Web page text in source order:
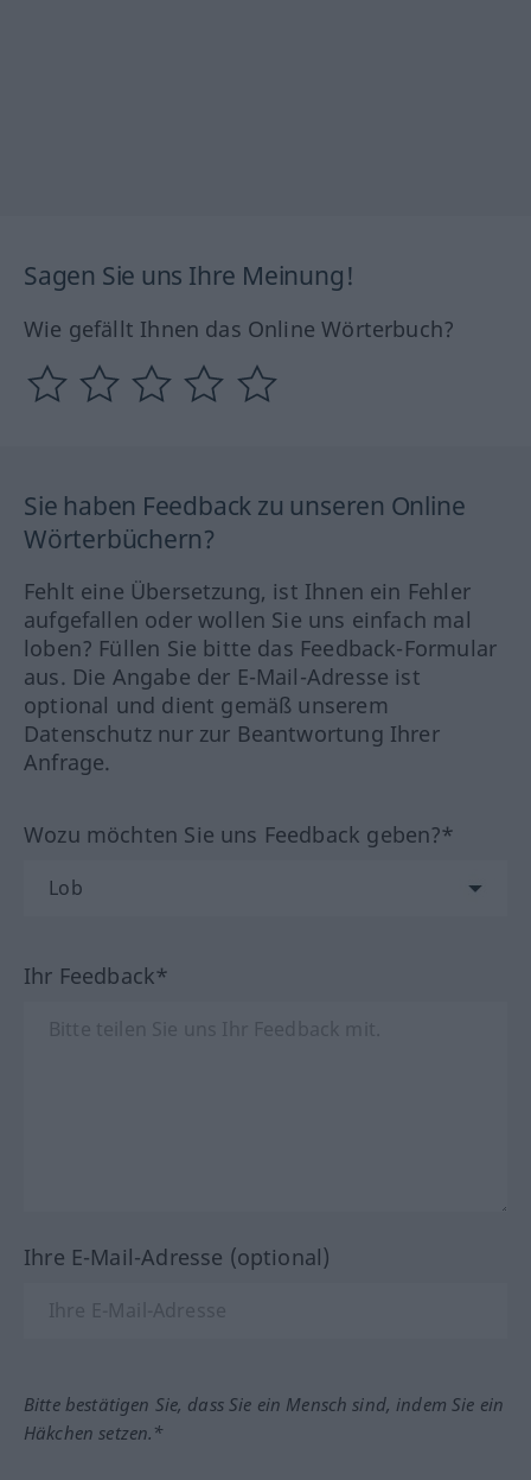
Sagen Sie uns Ihre Meinung!
Wie gefällt Ihnen das Online Wörterbuch?
Sie haben Feedback zu unseren Online
Wörterbüchern?
Fehlt eine Übersetzung, ist Ihnen ein Fehler
aufgefallen oder wollen Sie uns einfach mal
loben? Füllen Sie bitte das Feedback-Formular
aus. Die Angabe der E-Mail-Adresse ist
optional und dient gemäß unserem
Datenschutz nur zur Beantwortung Ihrer
Anfrage.
Wozu möchten Sie uns Feedback geben?*
Ihr Feedback*
Ihre E-Mail-Adresse (optional)
Bitte bestätigen Sie, dass Sie ein Mensch sind, indem Sie ein
Häkchen setzen.*